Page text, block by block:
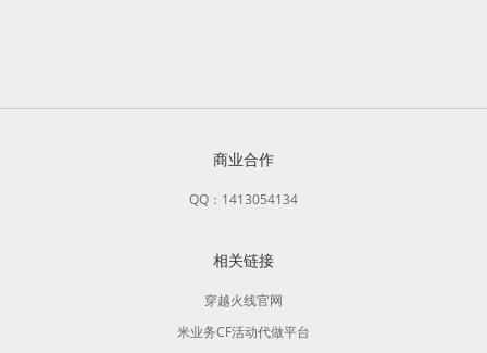
商业合作
QQ：1413054134
相关链接
穿越火线官网
米业务CF活动代做平台